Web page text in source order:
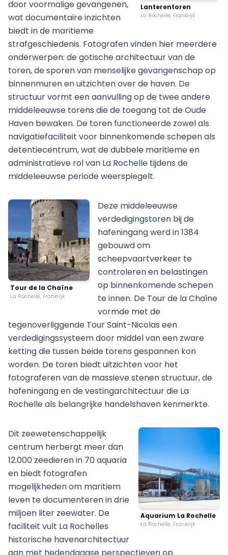
Lanterentoren
La Rochelle, Frankrijk
door voormalige gevangenen,
wat documentaire inzichten
biedt in de maritieme
strafgeschiedenis. Fotografen vinden hier meerdere
onderwerpen: de gotische architectuur van de
toren, de sporen van menselijke gevangenschap op
binnenmuren en uitzichten over de haven. De
structuur vormt een aanvulling op de twee andere
middeleeuwse torens die de toegang tot de Oude
Haven bewaken. De toren functioneerde zowel als
navigatiefaciliteit voor binnenkomende schepen als
detentiecentrum, wat de dubbele maritieme en
administratieve rol van La Rochelle tijdens de
middeleeuwse periode weerspiegelt.
Tour de la Chaîne
La Rochelle, Frankrijk
Deze middeleeuwse
verdedigingstoren bij de
hafeningang werd in 1384
gebouwd om
scheepvaartverkeer te
controleren en belastingen
op binnenkomende schepen
te innen. De Tour de la Chaîne
vormde met de
tegenoverliggende Tour Saint-Nicolas een
verdedigingssysteem door middel van een zware
ketting die tussen beide torens gespannen kon
worden. De toren biedt uitzichten voor het
fotograferen van de massieve stenen structuur, de
hafeningang en de vestingarchitectuur die La
Rochelle als belangrijke handelshaven kenmerkte.
Aquarium La Rochelle
La Rochelle, Frankrijk
Dit zeewetenschappelijk
centrum herbergt meer dan
12.000 zeedieren in 70 aquaria
en biedt fotografen
mogelijkheden om maritiem
leven te documenteren in drie
miljoen liter zeewater. De
faciliteit vult La Rochelles
historische havenarchitectuur